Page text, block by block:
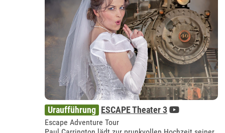
Uraufführung ESCAPE Theater 3
Escape Adventure Tour